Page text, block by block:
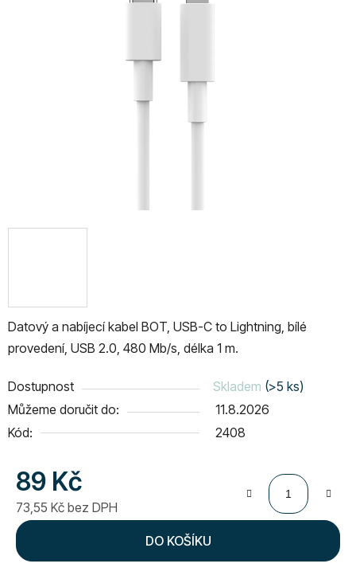
Datový a nabíjecí kabel BOT, USB-C to Lightning, bílé
provedení, USB 2.0, 480 Mb/s, délka 1 m.
Dostupnost Skladem (>5 ks)
Můžeme doručit do:
11.8.2026
Kód:
2408
89 Kč
73,55 Kč bez DPH
Měrná cena:
DO KOŠÍKU